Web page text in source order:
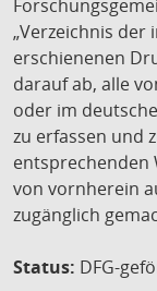
„Verzeichnis der
erschienenen
darauf ab, alle
oder im
zu erfassen und
entsprechenden
von vornherein
zugänglich
Status: DFG-